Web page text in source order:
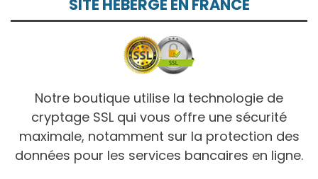
SITE HÉBERGÉ EN FRANCE
Notre boutique utilise la technologie de
cryptage SSL qui vous offre une sécurité
maximale, notamment sur la protection des
données pour les services bancaires en ligne.